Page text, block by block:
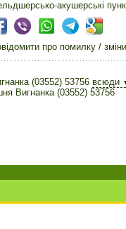
акушерські
про помилку / зміни
(03552) 53756 всюди
Вигнанка (03552) 53756